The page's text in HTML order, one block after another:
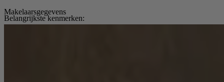
Belangrijkste kenmerken:
Makelaarsgegevens